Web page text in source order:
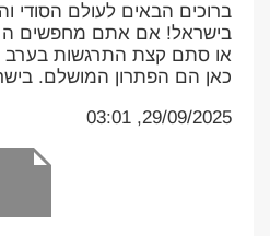
ברוכים הבאים לעולם הסודי
בישראל! אם אתם מחפשים
או סתם קצת התרגשות בערב
כאן הם הפתרון המושלם.
29/09/2025, 03:01